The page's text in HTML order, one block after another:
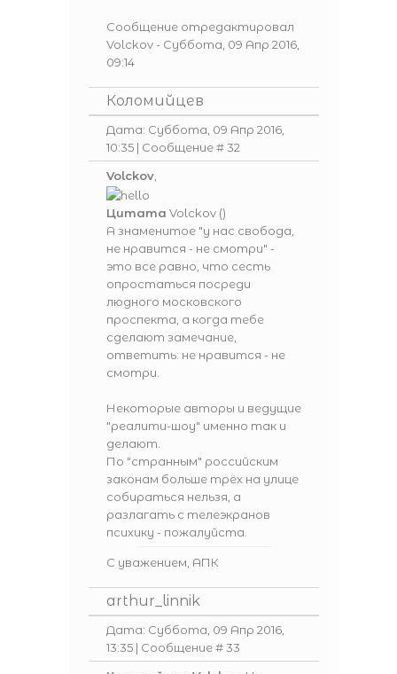
Сообщение отредактировал
Volckov- Суббота, 09 Апр 2016,
09:14
Коломийцев
Дата: Суббота, 09 Апр 2016,
10:35 | Сообщение #32
Volckov
Цитата Volckov ()
А знаменитое "у нас свобода,
не нравится - не смотри" -
это все равно, что сесть
опростаться посреди
людного московского
проспекта, а когда тебе
сделают замечание,
ответить: не нравится - не
смотри.
Некоторые авторы и ведущие
"реалити-шоу" именно так и
делают.
По "странным" российским
законам больше трёх на улице
собираться нельзя, а
разлагать с телеэкранов
психику - пожалуйста.
С уважением, АПК
arthur_linnik
Дата: Суббота, 09 Апр 2016,
13:35 | Сообщение #33